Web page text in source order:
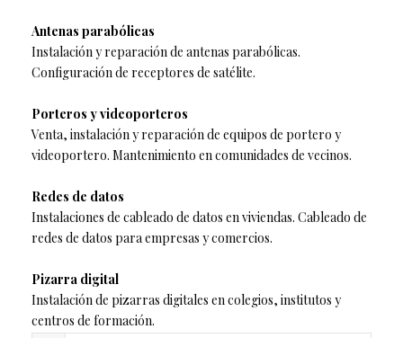
Antenas parabólicas
Instalación y reparación de antenas parabólicas.
Configuración de receptores de satélite.
Porteros y videoporteros
Venta, instalación y reparación de equipos de portero y
videoportero. Mantenimiento en comunidades de vecinos.
Redes de datos
Instalaciones de cableado de datos en viviendas. Cableado de
redes de datos para empresas y comercios.
Pizarra digital
Instalación de pizarras digitales en colegios, institutos y
centros de formación.